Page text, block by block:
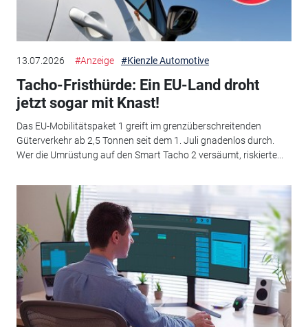
13.07.2026 #Anzeige #Kienzle Automotive
Tacho-Fristhürde: Ein EU-Land droht
jetzt sogar mit Knast!
Das EU-Mobilitätspaket 1 greift im grenzüberschreitenden
Güterverkehr ab 2,5 Tonnen seit dem 1. Juli gnadenlos durch.
Wer die Umrüstung auf den Smart Tacho 2 versäumt, riskierte...